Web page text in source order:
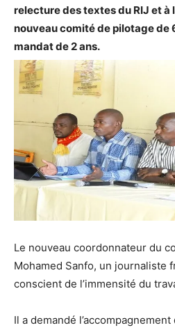
relecture des textes du RIJ et à
nouveau comité de pilotage de
mandat de 2 ans.
Le nouveau coordonnateur du
Mohamed Sanfo, un journaliste
conscient de l’immensité du
Il a demandé